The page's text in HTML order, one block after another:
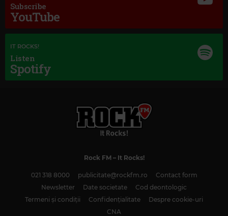
Subscribe
YouTube
IT ROCKS!
Listen
Spotify
Rock FM– It Rocks!
021 318 8000 publicitate@rockfm.ro
Contact form
Newsletter
Date societate
Cod deontologic
Termeni și condiții
Confidențialitate
Despre cookie-uri
CNA